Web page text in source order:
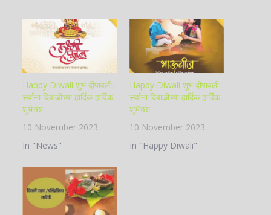
Happy Diwali शुभ दीपावली,
सर्वाना दिवाळीच्या हार्दिक हार्दिक
शुभेच्छा.
10 November 2023
In "News"
Happy Diwali शुभ दीपावली
सर्वाना दिवाळीच्या हार्दिक हार्दिक
शुभेच्छा.
10 November 2023
In "Happy Diwali"